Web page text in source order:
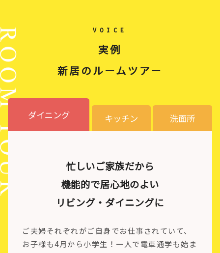
VOICE
実例
新居のルームツアー
ダイニング キッチン 洗面所
忙しいご家族だから
機能的で居心地のよい
リビング・ダイニングに
ご夫婦それぞれがご自身でお仕事されていて、
お子様も4月から小学生！一人で電車通学も始ま